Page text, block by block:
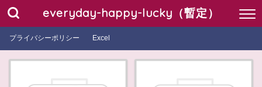
everyday-happy-lucky（暫定）
プライバシーポリシー Excel